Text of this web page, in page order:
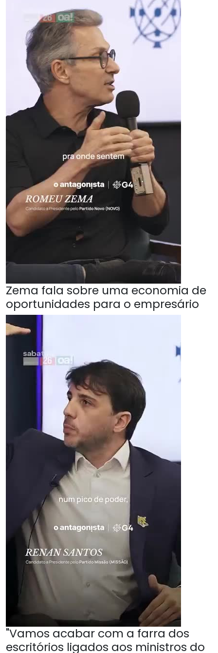
Zema fala sobre uma economia de
oportunidades para o empresário
"Vamos acabar com a farra dos
escritórios ligados aos ministros do